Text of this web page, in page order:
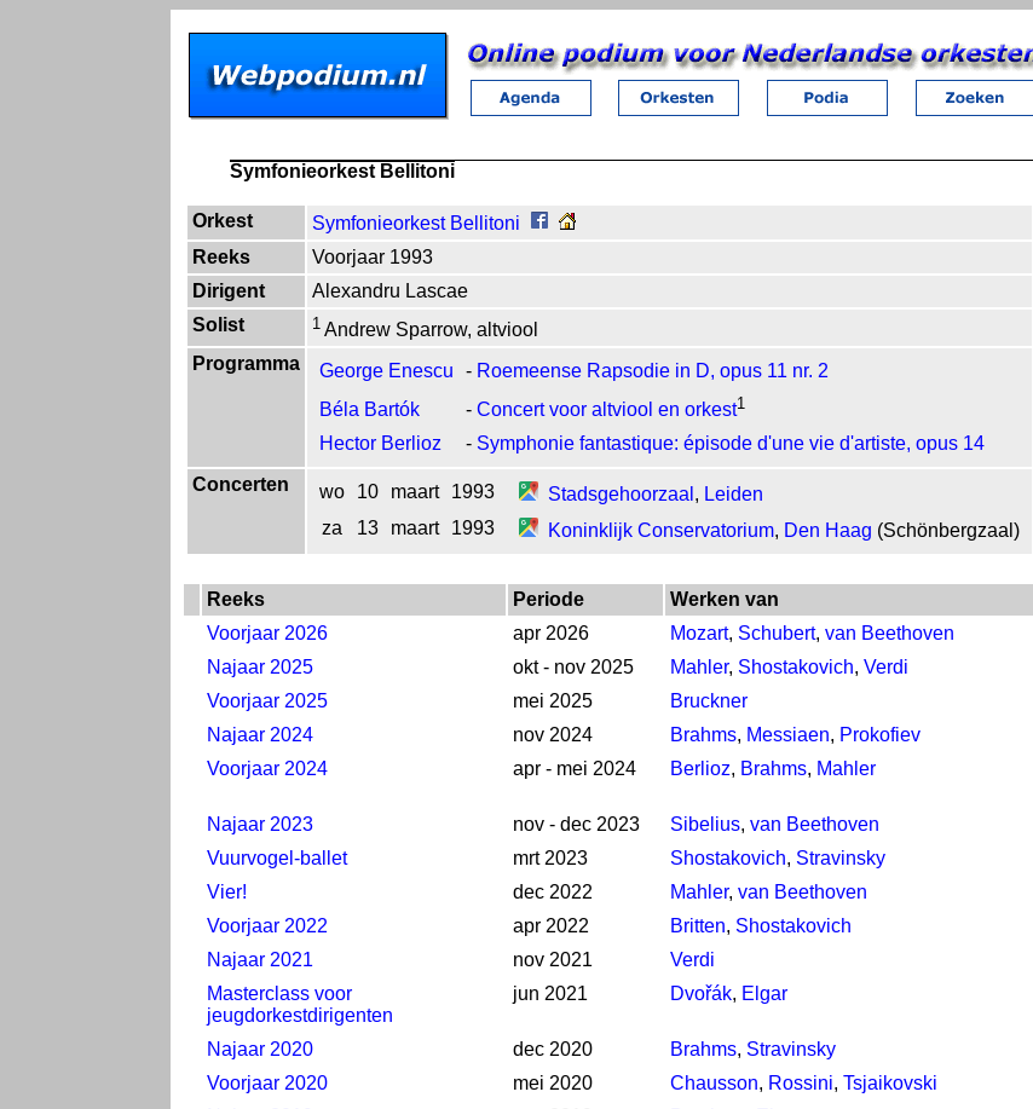
Symfonieorkest Bellitoni
Orkest
Symfonieorkest Bellitoni
Reeks
Voorjaar 1993
Dirigent
Alexandru Lascae
Solist
1 Andrew Sparrow, altviool
Programma
George Enescu - Roemeense Rapsodie in D, opus 11 nr. 2
Béla Bartók
- Concert voor altviool en orkest1
Hector Berlioz - Symphonie fantastique: épisode d'une vie d'artiste, opus 14
Concerten
wo 10 maart 1993 Stadsgehoorzaal , Leiden
za
13 maart 1993 Koninklijk Conservatorium, Den Haag (Schönbergzaal)
Reeks Periode Werken van
Voorjaar 2026
apr 2026 Mozart, Schubert, van Beethoven
Najaar 2025
okt - nov 2025 Mahler, Shostakovich, Verdi
Voorjaar 2025
mei 2025 Bruckner
Najaar 2024
nov 2024 Brahms, Messiaen, Prokofiev
Voorjaar 2024
apr - mei 2024 Berlioz, Brahms, Mahler
Najaar 2023
nov - dec 2023 Sibelius, van Beethoven
Vuurvogel-ballet
mrt 2023 Shostakovich, Stravinsky
Vier!
dec 2022 Mahler, van Beethoven
Voorjaar 2022
apr 2022 Britten, Shostakovich
Najaar 2021
nov 2021 Verdi
Masterclass voor
jeugdorkestdirigenten
jun 2021 Dvořák, Elgar
Najaar 2020 dec 2020 Brahms, Stravinsky
Voorjaar 2020
mei 2020 Chausson, Rossini, Tsjaikovski